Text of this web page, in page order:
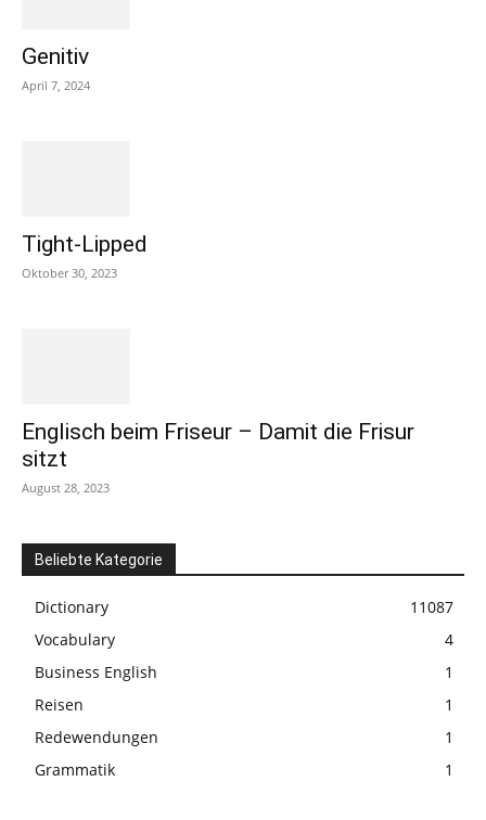
Genitiv
April 7, 2024
Tight-Lipped
Oktober 30, 2023
Englisch beim Friseur – Damit die Frisur
sitzt
August 28, 2023
Beliebte Kategorie
Dictionary
11087
Vocabulary
4
Business English
1
Reisen
1
Redewendungen
1
Grammatik
1